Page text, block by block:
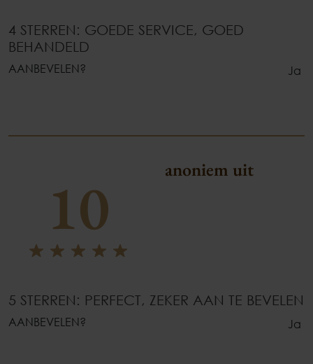
4 STERREN: GOEDE SERVICE, GOED
BEHANDELD
AANBEVELEN? Ja
10 anoniem uit
5 STERREN: PERFECT, ZEKER AAN TE BEVELEN
AANBEVELEN? Ja